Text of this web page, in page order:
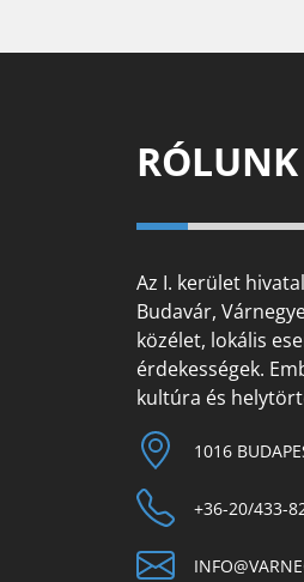
RÓLUNK
Az I. kerület
Budavár,
közélet, lokális
érdekességek.
kultúra és
1016
+36-20/433-